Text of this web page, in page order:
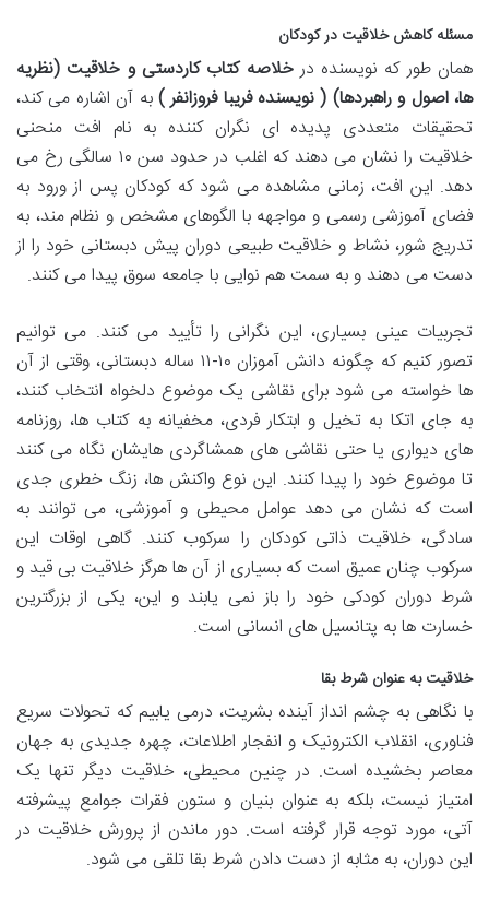
مسئله کاهش خلاقیت در کودکان
همان طور که نویسنده درخلاصه کتاب کاردستی و خلاقیت (نظریه
ها، اصول و راهبردها) ( نویسنده فریبا فروزانفر )به آن اشاره می کند،
تحقیقات متعددی پدیده ای نگران کننده به نام افت منحنی
خلاقیت را نشان می دهند که اغلب در حدود سن ۱۰ سالگی رخ می
دهد. این افت، زمانی مشاهده می شود که کودکان پس از ورود به
فضای آموزشی رسمی و مواجهه با الگوهای مشخص و نظام مند، به
تدریج شور، نشاط و خلاقیت طبیعی دوران پیش دبستانی خود را از
دست می دهند و به سمت هم نوایی با جامعه سوق پیدا می کنند.
تجربیات عینی بسیاری، این نگرانی را تأیید می کنند. می توانیم
تصور کنیم که چگونه دانش آموزان ۱۰-۱۱ ساله دبستانی، وقتی از آن
ها خواسته می شود برای نقاشی یک موضوع دلخواه انتخاب کنند،
به جای اتکا به تخیل و ابتکار فردی، مخفیانه به کتاب ها، روزنامه
های دیواری یا حتی نقاشی های همشاگردی هایشان نگاه می کنند
تا موضوع خود را پیدا کنند. این نوع واکنش ها، زنگ خطری جدی
است که نشان می دهد عوامل محیطی و آموزشی، می توانند به
سادگی، خلاقیت ذاتی کودکان را سرکوب کنند. گاهی اوقات این
سرکوب چنان عمیق است که بسیاری از آن ها هرگز خلاقیت بی قید و
شرط دوران کودکی خود را باز نمی یابند و این، یکی از بزرگترین
خسارت ها به پتانسیل های انسانی است.
خلاقیت به عنوان شرط بقا
با نگاهی به چشم انداز آینده بشریت، درمی یابیم که تحولات سریع
فناوری، انقلاب الکترونیک و انفجار اطلاعات، چهره جدیدی به جهان
معاصر بخشیده است. در چنین محیطی، خلاقیت دیگر تنها یک
امتیاز نیست، بلکه به عنوان بنیان و ستون فقرات جوامع پیشرفته
آتی، مورد توجه قرار گرفته است. دور ماندن از پرورش خلاقیت در
این دوران، به مثابه از دست دادن شرط بقا تلقی می شود.